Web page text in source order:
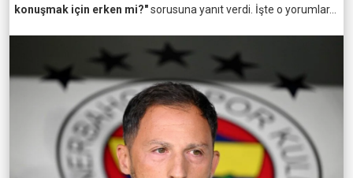
konuşmak için erken mi?"sorusuna yanıt verdi. İşte o yorumlar...